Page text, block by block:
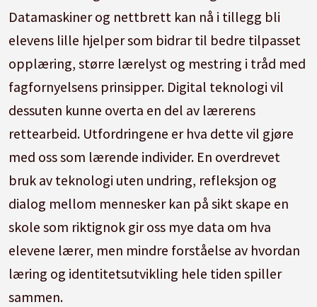
Datamaskiner og nettbrett kan nå i tillegg bli
elevens lille hjelper som bidrar til bedre tilpasset
opplæring, større lærelyst og mestring i tråd med
fagfornyelsens prinsipper. Digital teknologi vil
dessuten kunne overta en del av lærerens
rettearbeid. Utfordringene er hva dette vil gjøre
med oss som lærende individer. En overdrevet
bruk av teknologi uten undring, refleksjon og
dialog mellom mennesker kan på sikt skape en
skole som riktignok gir oss mye data om hva
elevene lærer, men mindre forståelse av hvordan
læring og identitetsutvikling hele tiden spiller
sammen.